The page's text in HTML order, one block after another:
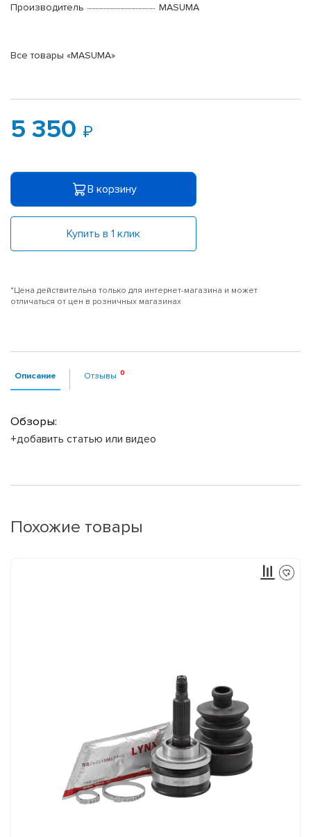
Производитель
MASUMA
Все товары «MASUMA»
5 350
В корзину
Купить в 1 клик
*Цена действительна только для интернет-магазина и может
отличаться от цен в розничных магазинах
Описание Отзывы
Обзоры:
+добавить статью или видео
Похожие товары